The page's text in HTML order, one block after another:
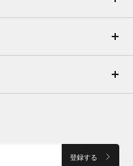
登録する